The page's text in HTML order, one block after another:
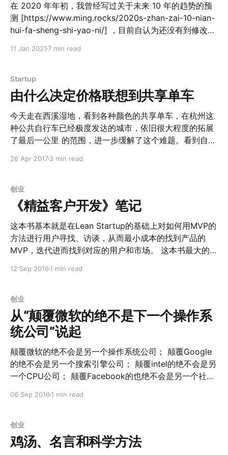
个不懂的老阿里，他们说， > 先释放足够善意，再释放恶
意 人性其实是简单的，就和在亲密关系中相处是一样的，
彼此间足够的善意释放才给互相的争吵有了容错的空间。
识」 有的时候未必在方法轮和推演上能说服人，但是往往
直接是准的。几次没有那么笃定自己的直觉，
在 2020 年年初，我曾经写过关于未来 10 年的趋势的预
测 [https://www.ming.rocks/2020s-zhan-zai-10-nian-
hui-fa-sheng-shi-yao-ni/] ，目前自认为还没有到修改自
论更是让 20 年的一年从悲剧般的开始，变成了滑稽般的
结束。 我其实也想倒逼自己跳出 20 年自己本身也跌宕起
伏的一年，来看看 21 年。 2021 年的世界 2021 年世界
会更加习惯新冠肺炎的常态，并且大概率在年中的时候会
有疫苗的普及，但是疫情对于世界的影响将会是深远的。
经济上 尤其在全球央行大范围放水的今天，疫情的减弱对
水的当下，欧美经济的危机或许埋藏的会更加深。
11 Jan 2021 7 min read
Startup
由什么决定价格联想到共享单车
今天走在西溪湿地，看到各种颜色的共享单车，在杭州这
种公共自行车已经极度发达的城市，依旧很大程度的拓展
了最后一公里 的范围，进一步缓解了这个难题。看到自行
部），就知道，作为公共自行车的“小红车”虽然方便，但
最后一公里拓展为最后三公里，不仅扩大了人们无车出行
的范围，也增加了人员的流动效率，让更多的人因为共享
单车而愿意出门。 从这个角度上来说，共享单车是有很大
的价值的。曾经在观察滴滴打车的时候的观点是： > 滴滴
打车通过算法可以更好的调度乘客和汽车，提高城市的通
行率，这有很大的价值。因此，他们一定能产生很大的价
于： > 价值不决定价格，供需关系决定价格 从这个角度
盛，为什么各大城市的公共自行车都难以自负盈亏？作为
标杆的杭州据我所知，公共自行车的营收也只是比成本更
多一点而已。对于这样一个数十年很难自负盈亏的行业，
为什么最近风投纷纷进入？他们凭什么有这个信心？ 当
然，一个常见的理论
26 Apr 20173 min read
创业
《精益客户开发》笔记
这本书基本就是在Lean Startup的基础上对如何用MVP的
方法进行用户寻找、访谈，从而最小成本的找到产品的
MVP，迭代进而找到对应的用户和市场。 这本书最大的好
代起来会更加有方法性，进行用户访谈的问题列表的模版
时候直接拿出来当作模版操作就好了～
12 Sep 2016 1 min read
创业
从“颠覆微软的绝不是下一个操作系
统公司”说起
颠覆微软的绝不会是另一个操作系统公司； 颠覆Google
的绝不会是另一个搜索引擎公司； 颠覆intel的绝不会是另
一个CPU公司； 颠覆Facebook的也绝不会是另一个社交
即便是大名鼎鼎的Jack Welch。 他在《The Real-Life
[https://www.amazon.cn/%E5%95%86%E4%B8%9A%
E7%9A%84%E6%9C%AC%E8%B4%A8-
%E6%9D%B0%E5%85%8B%C2%B7%E9%9F%A6%E5
06 Sep 2016 1 min read
创业
鸡汤、名言和科学方法